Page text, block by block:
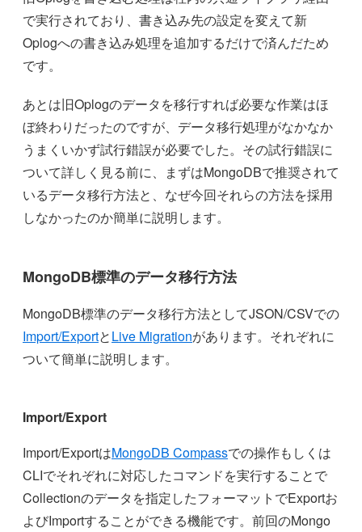
で実行されており、書き込み先の設定を変えて新
Oplogへの書き込み処理を追加するだけで済んだため
です。
あとは旧Oplogのデータを移行すれば必要な作業はほ
ぼ終わりだったのですが、データ移行処理がなかなか
うまくいかず試行錯誤が必要でした。その試行錯誤に
ついて詳しく見る前に、まずはMongoDBで推奨されて
いるデータ移行方法と、なぜ今回それらの方法を採用
しなかったのか簡単に説明します。
MongoDB標準のデータ移行方法
MongoDB標準のデータ移行方法としてJSON/CSVでの
Import/ExportとLive Migrationがあります。それぞれに
ついて簡単に説明します。
Import/Export
Import/ExportはMongoDB Compassでの操作もしくは
CLIでそれぞれに対応したコマンドを実行することで
Collectionのデータを指定したフォーマットでExportお
よびImportすることができる機能です。前回のMongo